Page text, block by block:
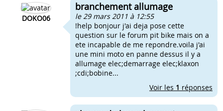
DOKO06
branchement allumage
le 29 mars 2011 à 12:55
!help bonjour j'ai deja pose cette
question sur le forum pit bike mais on a
ete incapable de me repondre.voila j'ai
une mini moto en panne dessus il y a
allumage elec;demarrage elec;klaxon
;cdi;bobine...
Voir les 1 réponses